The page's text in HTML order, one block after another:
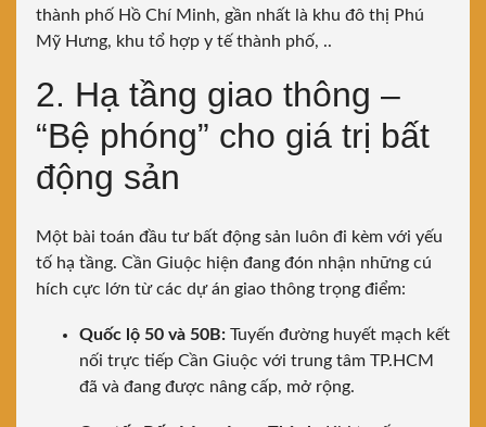
thành phố Hồ Chí Minh, gần nhất là khu đô thị Phú
Mỹ Hưng, khu tổ hợp y tế thành phố, ..
2. Hạ tầng giao thông –
“Bệ phóng” cho giá trị bất
động sản
Một bài toán đầu tư bất động sản luôn đi kèm với yếu
tố hạ tầng. Cần Giuộc hiện đang đón nhận những cú
hích cực lớn từ các dự án giao thông trọng điểm:
Quốc lộ 50 và 50B: Tuyến đường huyết mạch kết
nối trực tiếp Cần Giuộc với trung tâm TP.HCM
đã và đang được nâng cấp, mở rộng.